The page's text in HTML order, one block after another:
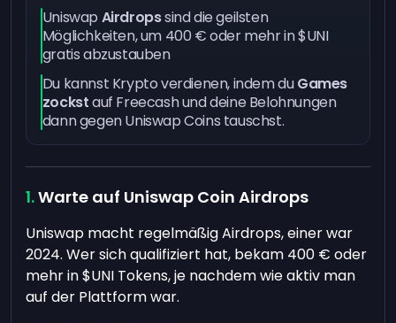
Uniswap Airdropssind die geilsten
Möglichkeiten, um 400 € oder mehr in $UNI
gratis abzustauben
Du kannst Krypto verdienen, indem duGames
zockstauf Freecash und deine Belohnungen
dann gegen Uniswap Coins tauschst.
Warte auf Uniswap Coin Airdrops
Uniswap macht regelmäßig Airdrops, einer war
2024. Wer sich qualifiziert hat, bekam 400 € oder
mehr in $UNI Tokens, je nachdem wie aktiv man
auf der Plattform war.